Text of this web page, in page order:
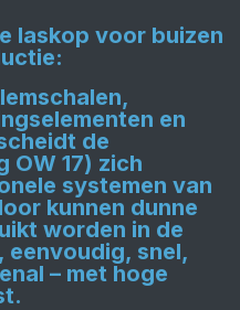
laskop voor buizen
en
de
OW 17) zich
systemen van
kunnen dunne
worden in de
snel,
– met hoge